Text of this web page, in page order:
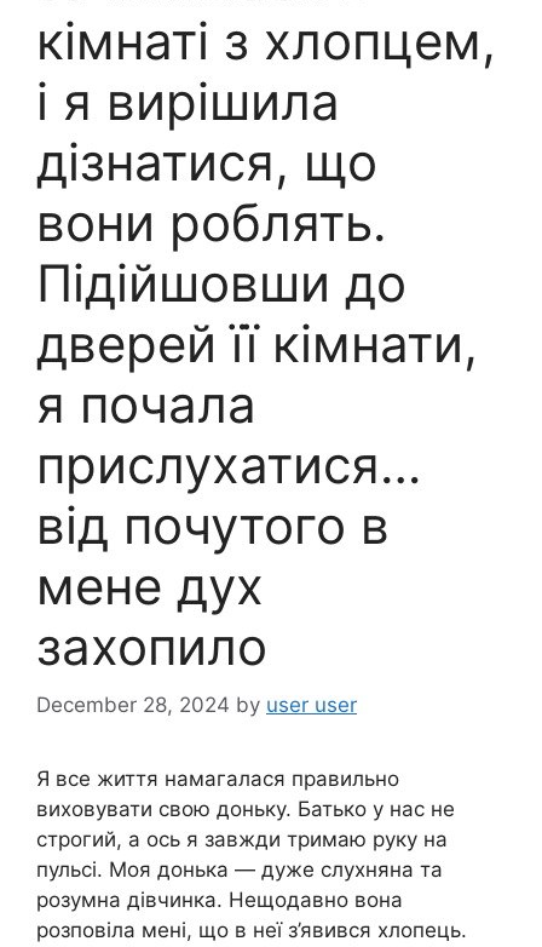
кімнаті з хлопцем,
і я вирішила
дізнатися, що
вони роблять.
Підійшовши до
дверей її кімнати,
я почала
прислухатися…
від почутого в
мене дух
захопило
December 28, 2024 by user user
Я все життя намагалася правильно
виховувати свою доньку. Батько у нас не
строгий, а ось я завжди тримаю руку на
пульсі. Моя донька — дуже слухняна та
розумна дівчинка. Нещодавно вона
розповіла мені, що в неї з’явився хлопець.